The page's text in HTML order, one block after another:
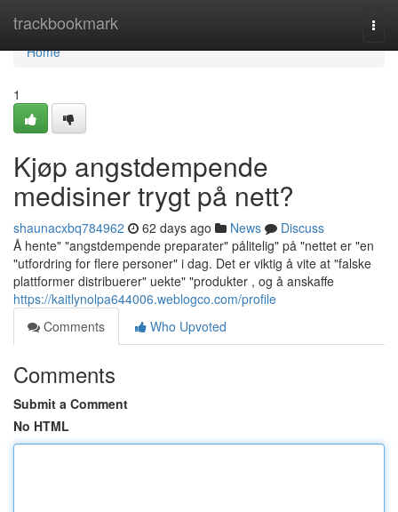
trackbookmark
Home
Home
1
Kjøp angstdempende
medisiner trygt på nett?
shaunacxbq784962 62 days ago News
Discuss
Å hente" "angstdempende preparater" pålitelig" på "nettet er "en
"utfordring for flere personer" i dag. Det er viktig å vite at "falske
plattformer distribuerer" uekte" "produkter , og å anskaffe
https://kaitlynolpa644006.weblogco.com/profile
Comments
Who Upvoted
Comments
Submit a Comment
No HTML